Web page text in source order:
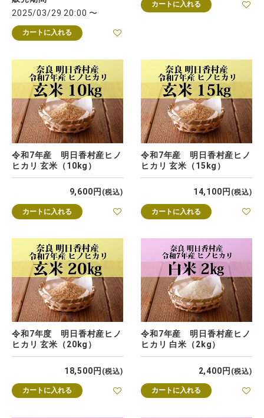
2025/03/29 20:00 〜
カートに入れる
カートに入れる
令和7年産 明日香村産ヒノ
ヒカリ 玄米（10kg）
9,600 税込
カートに入れる
令和7年産 明日香村産ヒノ
ヒカリ 玄米（15kg）
14,100 税込
カートに入れる
令和7年度 明日香村産ヒノ
ヒカリ 玄米（20kg）
18,500 税込
カートに入れる
令和7年産 明日香村産ヒノ
ヒカリ 白米（2kg）
2,400 税込
カートに入れる